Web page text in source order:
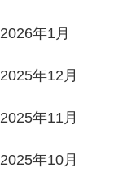
2026年1月
2025年12月
2025年11月
2025年10月